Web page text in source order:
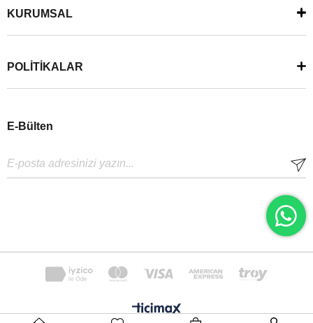
KURUMSAL
POLİTİKALAR
E-Bülten